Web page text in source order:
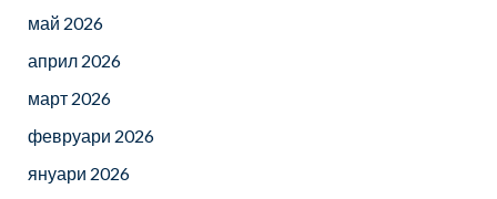
май 2026
април 2026
март 2026
февруари 2026
януари 2026